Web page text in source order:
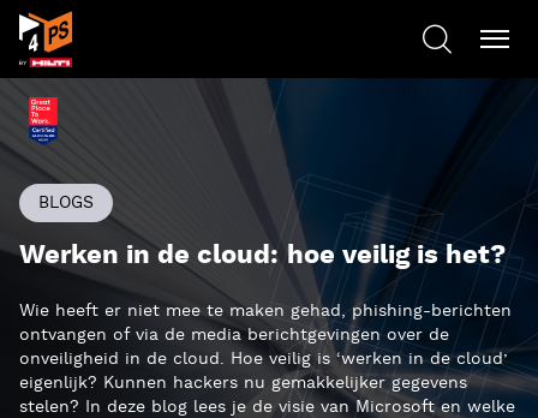
BLOGS
Werken in de cloud: hoe veilig is het?
Wie heeft er niet mee te maken gehad, phishing-berichten
ontvangen of via de media berichtgevingen over de
onveiligheid in de cloud. Hoe veilig is ‘werken in de cloud’
eigenlijk? Kunnen hackers nu gemakkelijker gegevens
stelen? In deze blog lees je de visie van Microsoft en welke